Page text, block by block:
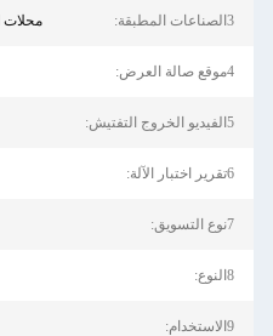
3الصناعات المطبقة: محلات
4موقع صالة العرض:
5الفيديو الخروج التفتيش:
6تقرير اختبار الآلة:
7نوع التسويق:
8النوع:
9الاستخدام: